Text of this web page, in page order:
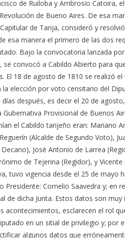
de Ruiloba y Ambrosio Catoira,
de Bueno Aires. De esa
de Tarija, consideró y
esa manera el primero de las dos
Bajo la convocatoria lanzada
se convocó a Cabildo Abierto para
El 18 de agosto de 1810 se realizó
elección por voto censitario del
días después, es decir el 20 de
Gubernativa Provisional de Buenos
el Cabildo tarijeño eran: Mariano
(Alcalde de Segundo Voto),
José Antonio de Larrea
de Tejerina (Regidor), y
tuvo vigencia desde el 25 de mayo
Cornelio Saavedra y; en
de dicha Junta. Estos datos son
acontecimientos, esclarecen el rol
en un sitial de privilegio y; por
algunos datos que